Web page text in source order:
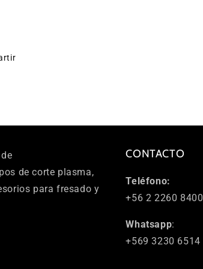
de corte plasma,
para fresado y
CONTACTO
Teléfono:
+56 2 2260 8400
Whatsapp:
+569 3230 6514